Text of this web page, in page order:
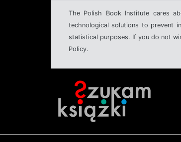
The Polish Book Institute cares
technological solutions to prevent
statistical purposes. If you do not
Policy.